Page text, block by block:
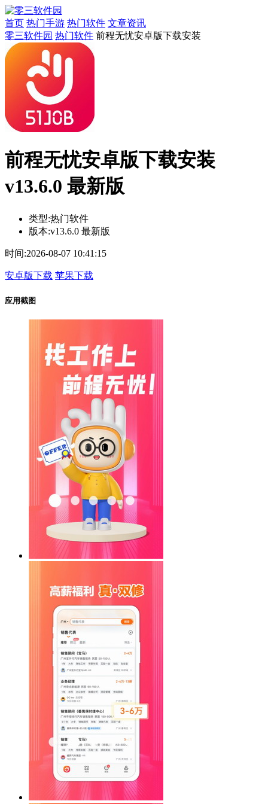
首页 热门手游 热门软件 文章资讯
零三软件园 热门软件 前程无忧安卓版下载安装
前程无忧安卓版下载安装
v13.6.0 最新版
类型:热门软件
版本:v13.6.0 最新版
时间:2026-08-07 10:41:15
安卓版下载 苹果下载
应用截图